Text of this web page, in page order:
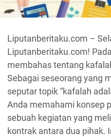
Liputanberitaku.com –
Liputanberitaku.com!
membahas tentang
Sebagai seseorang yang
seputar topik “kafalah
Anda memahami konsep
sebuah kegiatan yang
kontrak antara dua pihak.